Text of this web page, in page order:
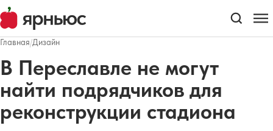
Главная/Дизайн
В Переславле не могут
найти подрядчиков для
реконструкции стадиона